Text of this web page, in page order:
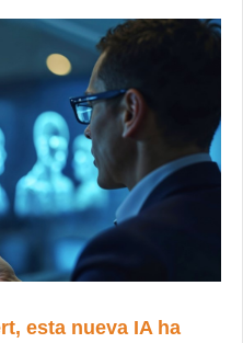
esta nueva IA ha